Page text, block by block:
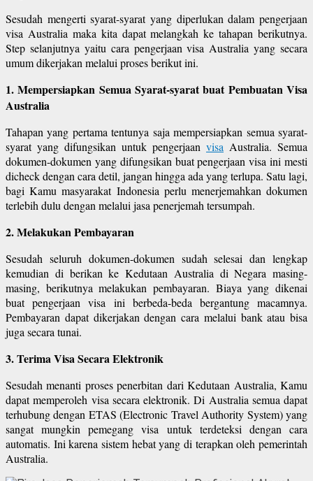
Sesudah mengerti syarat-syarat yang diperlukan dalam pengerjaan
visa Australia maka kita dapat melangkah ke tahapan berikutnya.
Step selanjutnya yaitu cara pengerjaan visa Australia yang secara
umum dikerjakan melalui proses berikut ini.
1. Mempersiapkan Semua Syarat-syarat buat Pembuatan Visa
Australia
Tahapan yang pertama tentunya saja mempersiapkan semua syarat-
syarat yang difungsikan untuk pengerjaan visa Australia. Semua
dokumen-dokumen yang difungsikan buat pengerjaan visa ini mesti
dicheck dengan cara detil, jangan hingga ada yang terlupa. Satu lagi,
bagi Kamu masyarakat Indonesia perlu menerjemahkan dokumen
terlebih dulu dengan melalui jasa penerjemah tersumpah.
2. Melakukan Pembayaran
Sesudah seluruh dokumen-dokumen sudah selesai dan lengkap
kemudian di berikan ke Kedutaan Australia di Negara masing-
masing, berikutnya melakukan pembayaran. Biaya yang dikenai
buat pengerjaan visa ini berbeda-beda bergantung macamnya.
Pembayaran dapat dikerjakan dengan cara melalui bank atau bisa
juga secara tunai.
3. Terima Visa Secara Elektronik
Sesudah menanti proses penerbitan dari Kedutaan Australia, Kamu
dapat memperoleh visa secara elektronik. Di Australia semua dapat
terhubung dengan ETAS (Electronic Travel Authority System) yang
sangat mungkin pemegang visa untuk terdeteksi dengan cara
automatis. Ini karena sistem hebat yang di terapkan oleh pemerintah
Australia.